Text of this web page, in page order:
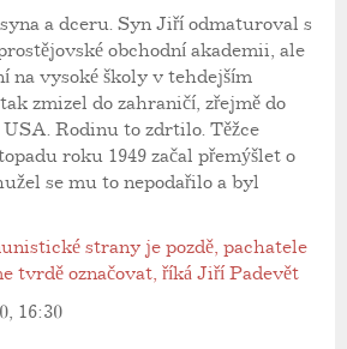
a dceru. Syn Jiří odmaturoval s
obchodní akademii, ale
na vysoké školy v tehdejším
zmizel do zahraničí, zřejmě do
Rodinu to zdrtilo. Těžce
roku 1949 začal přemýšlet o
se mu to nepodařilo a byl
strany je pozdě, pachatele
tvrdě označovat, říká Jiří Padevět
16:30